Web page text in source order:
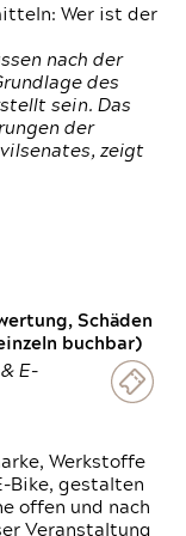
Wer ist der
nach der
des
sein. Das
der
zeigt
Schäden
buchbar)
E-
Werkstoffe
Bike, gestalten
offen und nach
Veranstaltung